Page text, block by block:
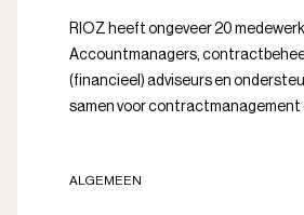
RIOZ heeft ongeveer 20
Accountmanagers,
(financieel) adviseurs en
samen voor contractmanagement
ALGEMEEN